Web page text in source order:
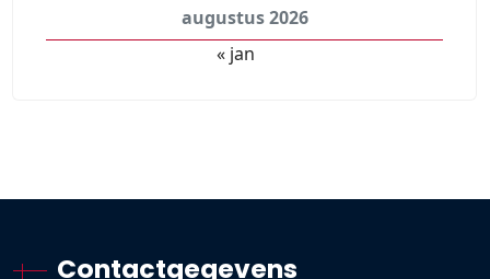
augustus 2026
« jan
Contactgegevens